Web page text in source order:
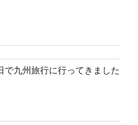
で九州旅行に行ってきました